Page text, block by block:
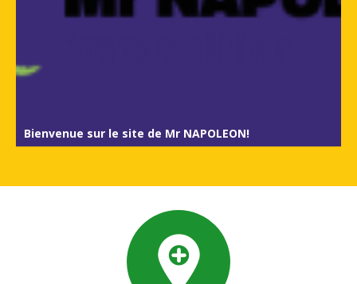
Bienvenue sur le site de Mr NAPOLEON!